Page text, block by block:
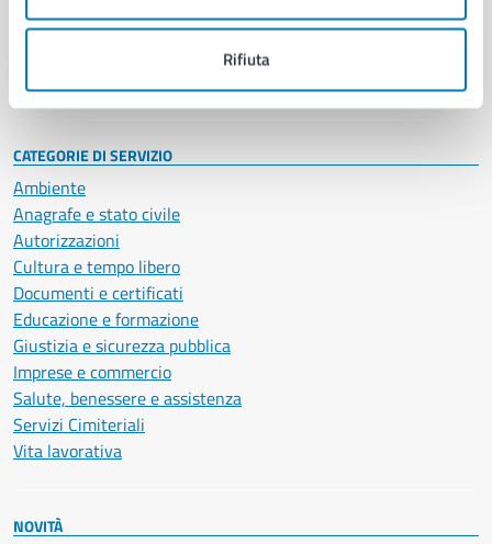
Rifiuta
Personale amministrativo
CATEGORIE DI SERVIZIO
Ambiente
Anagrafe e stato civile
Autorizzazioni
Cultura e tempo libero
Documenti e certificati
Educazione e formazione
Giustizia e sicurezza pubblica
Imprese e commercio
Salute, benessere e assistenza
Servizi Cimiteriali
Vita lavorativa
NOVITÀ